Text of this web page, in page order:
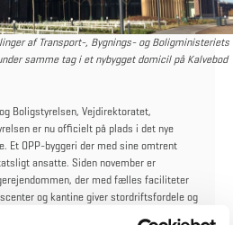
af Transport-, Bygnings- og Boligministeriets
samme tag i et nybygget domicil på Kalvebod
Boligstyrelsen, Vejdirektoratet,
er nu officielt på plads i det nye
Et OPP-byggeri der med sine omtrent
ansatte. Siden november er
der med fælles faciliteter
og kantine giver stordriftsfordele og